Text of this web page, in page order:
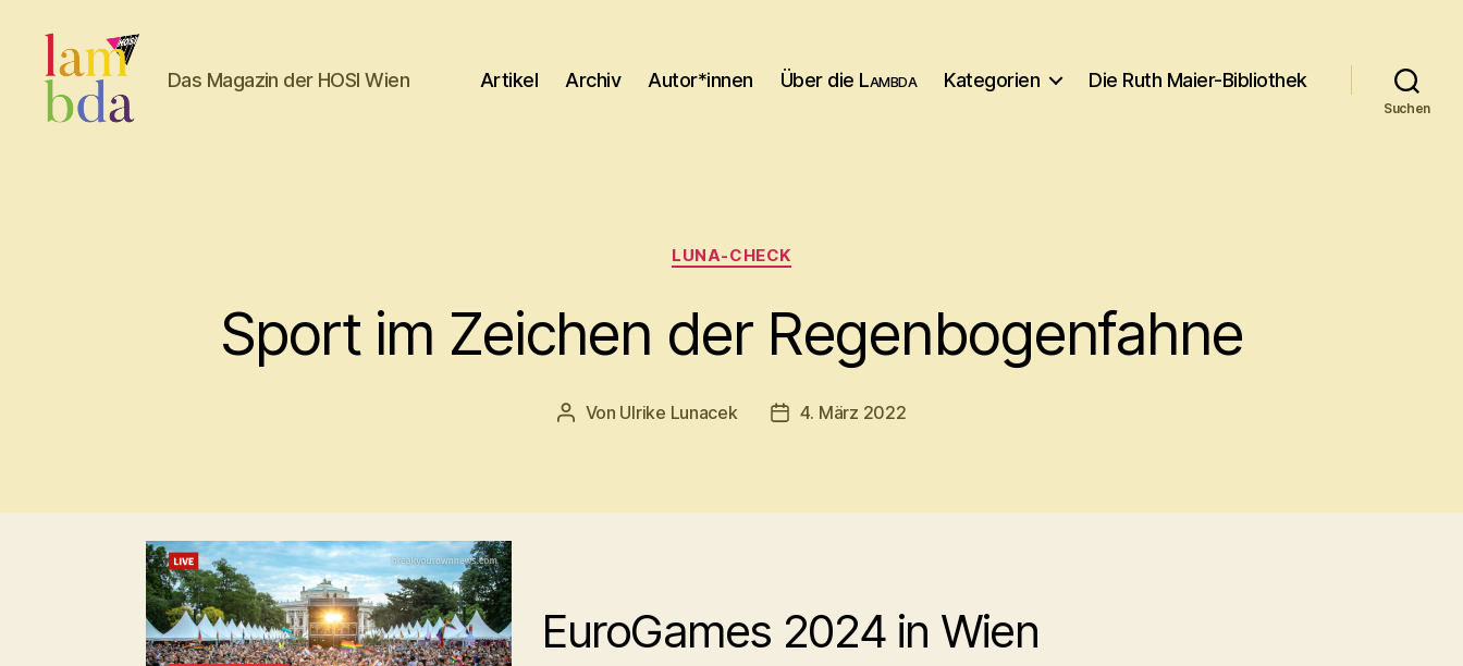
Das Magazin der HOSI Wien Artikel Archiv Autor*innen Über die Lambda Kategorien Die Ruth Maier-Bibliothek
Suchen
Kategorien
LUNA-CHECK
Sport im Zeichen der Regenbogenfahne
Beitragsautor
Von Ulrike Lunacek Beitragsdatum
4. März 2022
EuroGames 2024 in Wien